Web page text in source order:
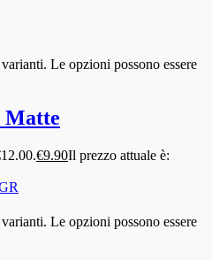
Le opzioni possono essere
Matte
€9.90Il prezzo attuale è:
Le opzioni possono essere